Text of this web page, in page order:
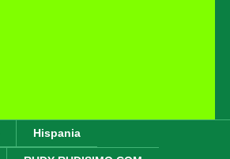
Hispania